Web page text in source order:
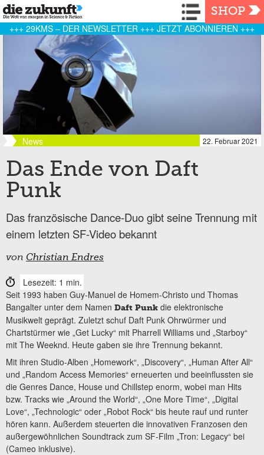
Navigation
SHOP
+++ 29KMS – DER NEWSLETTER +++ JETZT ABONNIEREN +++
News 22. Februar 2021
Das Ende von Daft
Punk
Das französische Dance-Duo gibt seine Trennung mit
einem letzten SF-Video bekannt
von Christian Endres
Lesezeit: 1 min.
Seit 1993 haben Guy-Manuel de Homem-Christo und Thomas
Bangalter unter dem Namen Daft Punk die elektronische
Musikwelt geprägt. Zuletzt schuf Daft Punk Ohrwürmer und
Chartstürmer wie „Get Lucky“ mit Pharrell Williams und „Starboy“
mit The Weeknd. Heute gaben sie ihre Trennung bekannt.
Mit ihren Studio-Alben „Homework“, „Discovery“, „Human After All“
und „Random Access Memories“ erneuerten und beeinflussten sie
die Genres Dance, House und Chillstep enorm, wobei man Hits
bzw. Tracks wie „Around the World“, „One More Time“, „Digital
Love“, „Technologic“ oder „Robot Rock“ bis heute rauf und runter
hören kann. Außerdem steuerten die innovativen Franzosen den
außergewöhnlichen Soundtrack zum SF-Film „Tron: Legacy“ bei
(Cameo inklusive).